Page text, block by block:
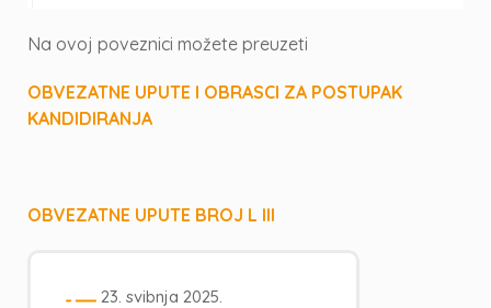
Na ovoj poveznici možete preuzeti
OBVEZATNE UPUTE I OBRASCI ZA POSTUPAK
KANDIDIRANJA
OBVEZATNE UPUTE BROJ L III
23. svibnja 2025.